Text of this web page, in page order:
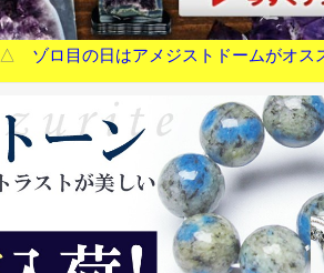
△ ゾロ目の日はアメジストドームがオス